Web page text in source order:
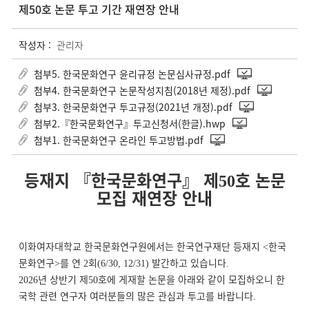
제50호 논문 투고 기간 재연장 안내
작성자 : 관리자
첨부5. 한국문화연구 윤리규정 논문심사규정.pdf
첨부4. 한국문화연구 논문작성지침(2018년 제정).pdf
첨부3. 한국문화연구 투고규정(2021년 개정).pdf
첨부2.『한국문화연구』투고신청서(한글).hwp
첨부1. 한국문화연구 온라인 투고방법.pdf
등재지 『한국문화연구』 제50호 논문
모집 재연장 안내
이화여자대학교 한국문화연구원에서는 한국연구재단 등재지 <한국
문화연구>를 연 2회(6/30, 12/31) 발간하고 있습니다
2026년 상반기 제50호에 게재할 논문을 아래와 같이 모집하오니 한
국학 관련 연구자 여러분들의 많은 관심과 투고를 바랍니다